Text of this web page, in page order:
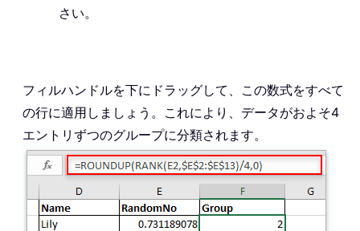
さい。
フィルハンドルを下にドラッグして、この数式をすべて
の行に適用しましょう。これにより、データがおよそ4
エントリずつのグループに分類されます。